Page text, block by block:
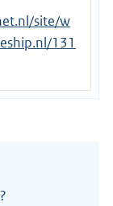
site/w
131